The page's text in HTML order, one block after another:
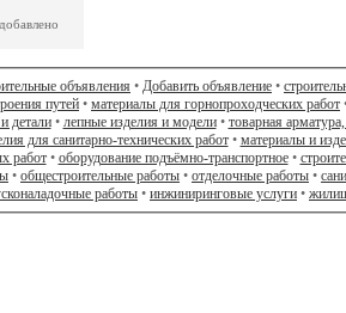
объявления • Добавить объявление •
путей • материалы для горнопроходческих работ
детали• лепные изделия и модели• товарная
для санитарно-технических работ• материалы и
работ• оборудование подъёмно-транспортное•
• общестроительные работы • отделочные работы •
работы • инжиниринговые услуги •